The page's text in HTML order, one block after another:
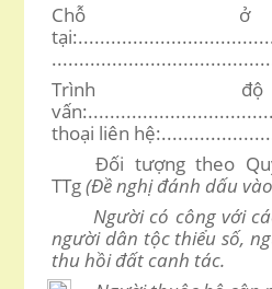
Chỗ
Trình
thoại liên
Đối tượng theo
TTg(Đề nghị đánh dấu
Người có công với
người dân tộc thiểu số,
thu hồi đất canh tác.